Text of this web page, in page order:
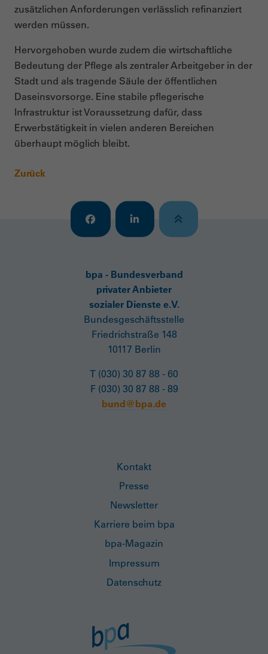
zusätzlichen Anforderungen verlässlich refinanziert
werden müssen.
Hervorgehoben wurde zudem die wirtschaftliche
Bedeutung der Pflege als zentraler Arbeitgeber in der
Stadt und als tragende Säule der öffentlichen
Daseinsvorsorge. Eine stabile pflegerische
Infrastruktur ist Voraussetzung dafür, dass
Erwerbstätigkeit in vielen anderen Bereichen
überhaupt möglich bleibt.
Zurück
bpa - Bundesverband
privater Anbieter
sozialer Dienste e.V.
Bundesgeschäftsstelle
Friedrichstraße 148
10117 Berlin
T (030) 30 87 88 - 60
F (030) 30 87 88 - 89
bund@bpa.de
Kontakt
Presse
Newsletter
Karriere beim bpa
bpa-Magazin
Impressum
Datenschutz